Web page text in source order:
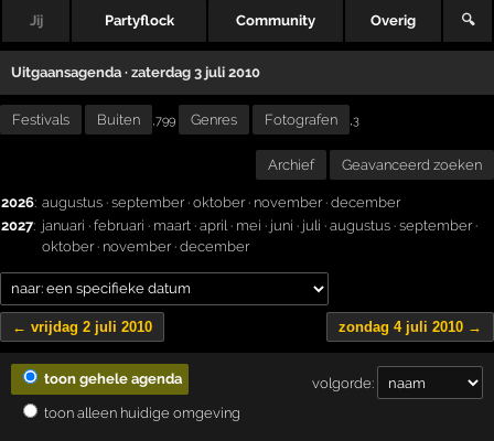
Jij Partyflock Community Overig 🔍
Uitgaansagenda · zaterdag 3 juli 2010
Festivals Buiten ,799 Genres Fotografen ,3
Archief Geavanceerd zoeken
2026: augustus · september· oktober· november· december
2027: januari · februari · maart · april· mei · juni · juli · augustus · september·
oktober· november· december
← vrijdag 2 juli 2010 zondag 4 juli 2010 →
volgorde:
toon gehele agenda
toon alleen huidige omgeving